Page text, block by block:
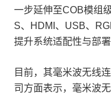
一步延伸至COB模组
S、HDMI、USB、
提升系统适配性与部署
目前，其毫米波无线
司方面表示，毫米波